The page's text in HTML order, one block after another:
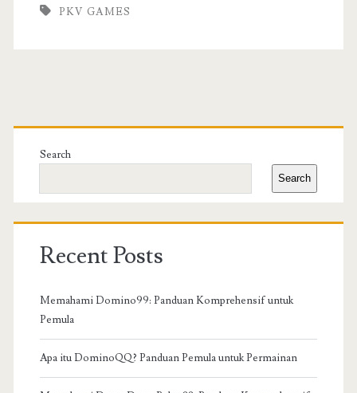
PKV GAMES
Primary
Sidebar
Search
Search
Recent Posts
Memahami Domino99: Panduan Komprehensif untuk
Pemula
Apa itu DominoQQ? Panduan Pemula untuk Permainan